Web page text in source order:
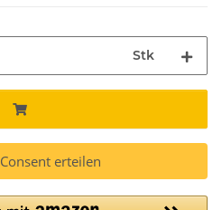
Stk
Consent erteilen